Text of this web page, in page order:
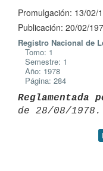
Promulgación: 13/02/
Publicación: 20/02/
Registro Nacional de
Tomo: 1
Semestre: 1
Año: 1978
Página: 284
Reglamentada